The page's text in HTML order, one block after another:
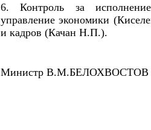
6. Контроль за
управление экономики
и кадров (Качан Н.П.).
Министр В.М.БЕЛОХВОСТОВ